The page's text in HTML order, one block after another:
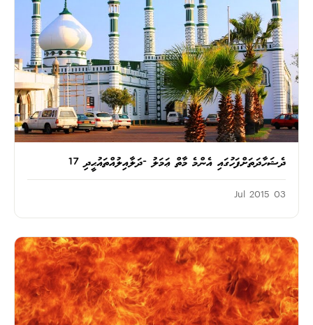
ދެޝަހާދަތަށްފަހުގައި އެންމެ މާތް ޢަމަލު -ދަލާއިލުއްތައުޙީދި 17
03 Jul 2015